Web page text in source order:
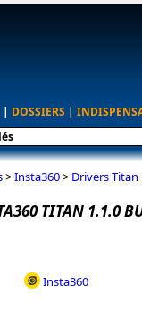
| DOSSIERS |
>Insta360> Drivers Titan
TITAN 1.1.0
Insta360